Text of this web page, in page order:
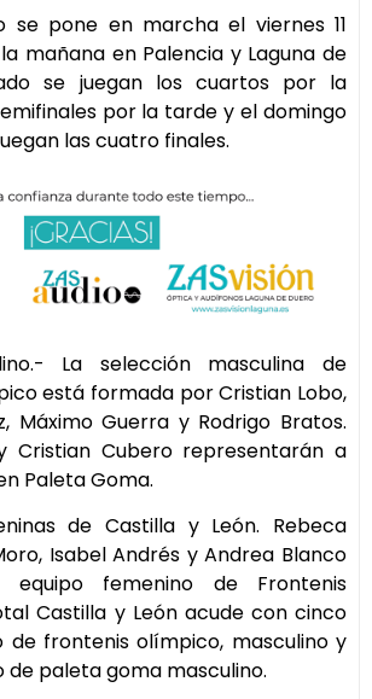
se pone en marcha el viernes 11
mañana en Palencia y Laguna de
se juegan los cuartos por la
por la tarde y el domingo
las cuatro finales.
La selección masculina de
está formada por Cristian Lobo,
Máximo Guerra y Rodrigo Bratos.
Cristian Cubero representarán a
Paleta Goma.
de Castilla y León. Rebeca
Isabel Andrés y Andrea Blanco
equipo femenino de Frontenis
Castilla y León acude con cinco
de frontenis olímpico, masculino y
de paleta goma masculino.